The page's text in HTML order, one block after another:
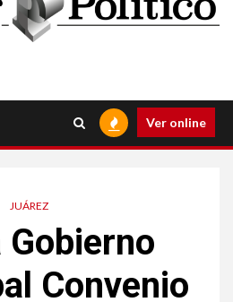
Ver online
JUÁREZ
Gobierno
Convenio